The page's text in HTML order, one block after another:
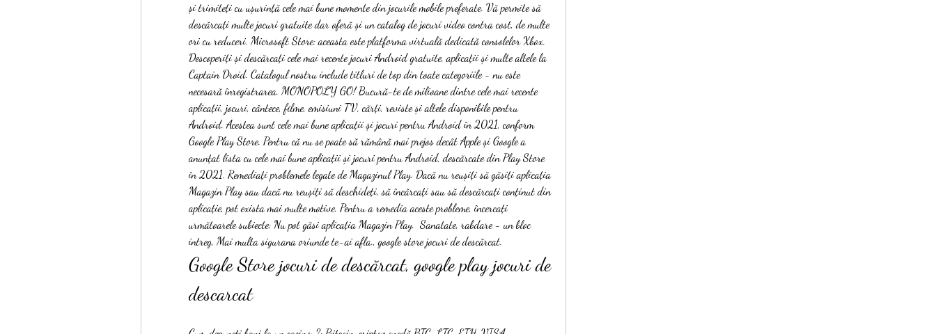
și trimiteți cu ușurință cele mai bune momente din jocurile mobile preferate. Vă permite să
descărcați multe jocuri gratuite dar oferă și un catalog de jocuri video contra cost, de multe
ori cu reduceri. Microsoft Store: aceasta este platforma virtuală dedicată consolelor Xbox.
Descoperiți și descărcați cele mai recente jocuri Android gratuite, aplicații și multe altele la
Captain Droid. Catalogul nostru include titluri de top din toate categoriile - nu este
necesară înregistrarea. MONOPOLY GO! Bucură-te de milioane dintre cele mai recente
aplicații, jocuri, cântece, filme, emisiuni TV, cărți, reviste și altele disponibile pentru
Android. Acestea sunt cele mai bune aplicații și jocuri pentru Android în 2021, conform
Google Play Store. Pentru că nu se poate să rămână mai prejos decât Apple și Google a
anunțat lista cu cele mai bune aplicații și jocuri pentru Android, descărcate din Play Store
în 2021. Remediați problemele legate de Magazinul Play. Dacă nu reușiți să găsiți aplicația
Magazin Play sau dacă nu reușiți să deschideți, să încărcați sau să descărcați conținut din
aplicație, pot exista mai multe motive. Pentru a remedia aceste probleme, încercați
următoarele subiecte: Nu pot găsi aplicația Magazin Play.  Sanatate, rabdare - un bloc
intreg, Mai multa sigurana oriunde te-ai afla., google store jocuri de descărcat.
Google Store jocuri de descărcat, google play jocuri de
descarcat